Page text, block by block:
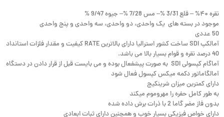
نقره ۴۰% – قلع 3/31 %– مس 7/28 %– جیوه 9/47 %
موجود در بسته های یک واحدی، دو واحدی، سه واحدی و پنج واحدی
50 عددی
آمالکپ SDI ساخت کشور استرالیا دارای بالاترین RATE کیفیت و مقدار فلزات استانداد
40 درصد نقره و قوام بسیار بالا می باشد.
آماگام کپسولی SDI به صورت پیشفعال بوده و می بایست قبل از قرار دادن در دستگاه
آمالگاماتور دکمه میکس کپسول فعال شود
دارای کمترین میزان شرینکیج
به طور کامل حفره را مهروموم میکند
بدون فاز مضر گاما 2 با ذرات برش داده شده
دارای خواص فیزیکی بسیار خوب و همچنین دارای ثبات ابعادی